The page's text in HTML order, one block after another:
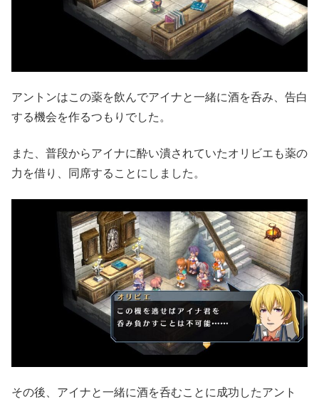
アントンはこの薬を飲んでアイナと一緒に酒を呑み、告白
する機会を作るつもりでした。
また、普段からアイナに酔い潰されていたオリビエも薬の
力を借り、同席することにしました。
その後、アイナと一緒に酒を呑むことに成功したアント